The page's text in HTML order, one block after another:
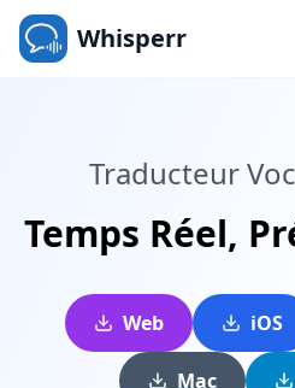
Whisperr
Traducteur
Temps Réel,
Web iOS
Mac